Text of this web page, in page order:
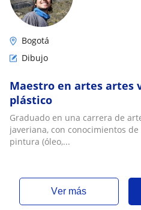
Bogotá
Dibujo
Maestro en artes artes
plástico
Graduado en una carrera de
javeriana, con conocimientos
pintura (óleo,...
ver más